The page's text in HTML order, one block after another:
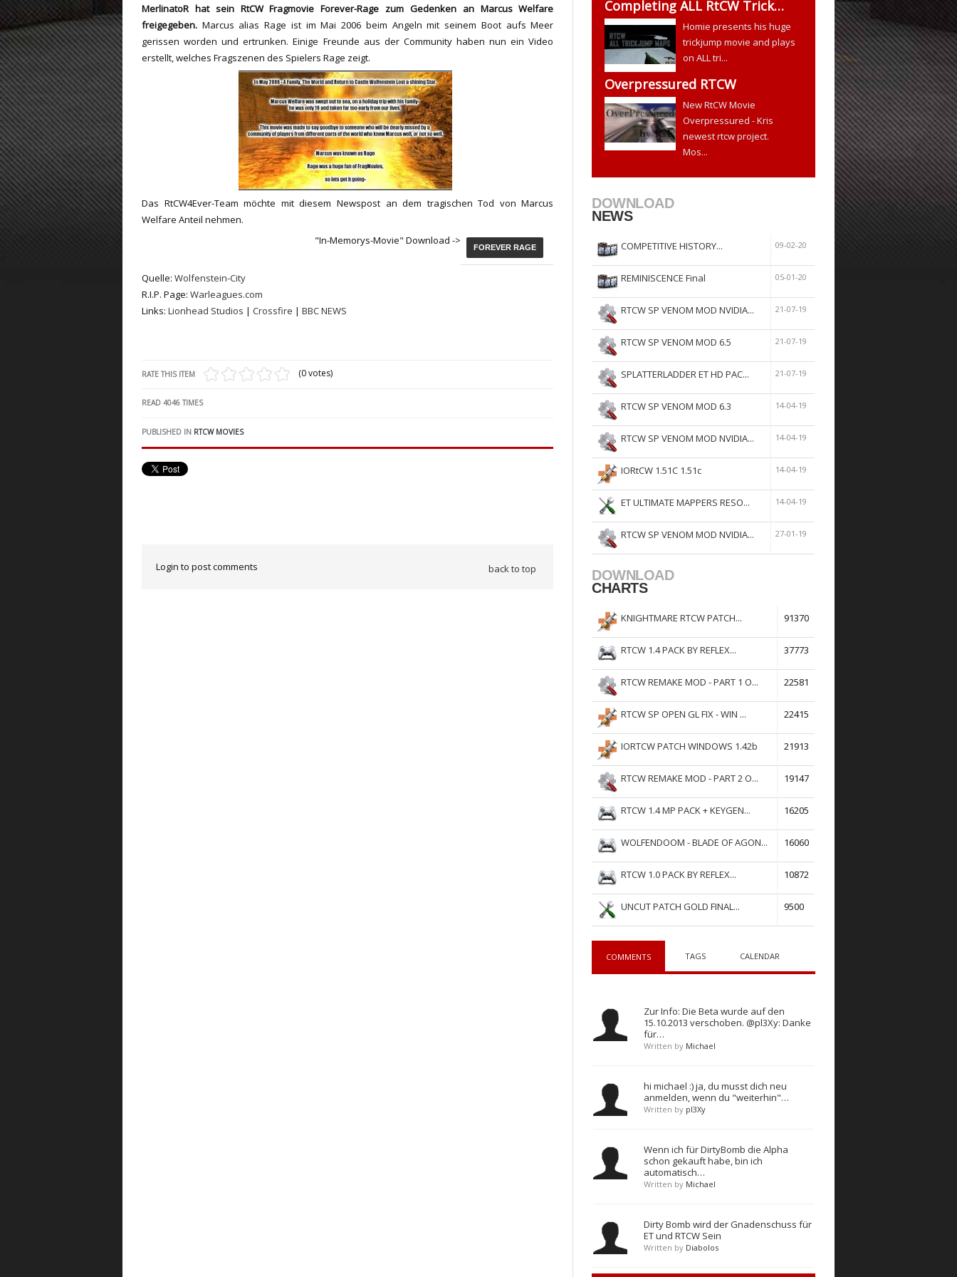
ET:QW Movies
DB Movies
Wolfenstein Movies
ET Scene
DB Scene
General News
Game Movies
PC Hard + Software
RtCW Feintuning ET Feintuning
MerlinatoR hat sein RtCW FragmovieForever-Rage zum Gedenken an Marcus Welfare
freigegeben. Marcus alias Rage ist im Mai 2006 beim Angeln mit seinem Boot aufs Meer
gerissen worden und ertrunken. Einige Freunde aus der Community haben nun ein Video
erstellt, welches Fragszenen des Spielers Rage zeigt.
Das RtCW4Ever-Team möchte mit diesem Newspost an dem tragischen Tod von Marcus
Welfare Anteil nehmen.
FOREVER RAGE
"In-Memorys-Movie" Download ->
Quelle: Wolfenstein-City
R.I.P. Page: Warleagues.com
Links: Lionhead Studios | Crossfire | BBC NEWS
RATE THIS ITEM (0 votes)
READ 4046 TIMES
PUBLISHED IN RTCW MOVIES
Login to post comments back to top
Completing ALL RtCW Trick…
Homie presents his huge
trickjump movie and plays
on ALL tri...
Overpressured RTCW
New RtCW Movie
Overpressured - Kris
newest rtcw project.
Mos...
DOWNLOAD
NEWS
COMPETITIVE HISTORY... 09-02-20
REMINISCENCE Final 05-01-20
RTCW SP VENOM MOD NVIDIA... 21-07-19
RTCW SP VENOM MOD 6.5 21-07-19
SPLATTERLADDER ET HD PAC... 21-07-19
RTCW SP VENOM MOD 6.3 14-04-19
RTCW SP VENOM MOD NVIDIA... 14-04-19
IORtCW 1.51C 1.51c 14-04-19
ET ULTIMATE MAPPERS RESO... 14-04-19
RTCW SP VENOM MOD NVIDIA... 27-01-19
DOWNLOAD
CHARTS
KNIGHTMARE RTCW PATCH... 91370
RTCW 1.4 PACK BY REFLEX... 37773
RTCW REMAKE MOD - PART 1 O... 22581
RTCW SP OPEN GL FIX - WIN ... 22415
IORTCW PATCH WINDOWS 1.42b 21913
RTCW REMAKE MOD - PART 2 O... 19147
RTCW 1.4 MP PACK + KEYGEN... 16205
WOLFENDOOM - BLADE OF AGON... 16060
RTCW 1.0 PACK BY REFLEX... 10872
UNCUT PATCH GOLD FINAL... 9500
COMMENTS TAGS CALENDAR
Zur Info: Die Beta wurde auf den
15.10.2013 verschoben. @pl3Xy: Danke
für…
Written by Michael
hi michael :) ja, du musst dich neu
anmelden, wenn du "weiterhin"…
Written by pl3Xy
Wenn ich für DirtyBomb die Alpha
schon gekauft habe, bin ich
automatisch…
Written by Michael
Dirty Bomb wird der Gnadenschuss für
ET und RTCW Sein
Written by Diabolos